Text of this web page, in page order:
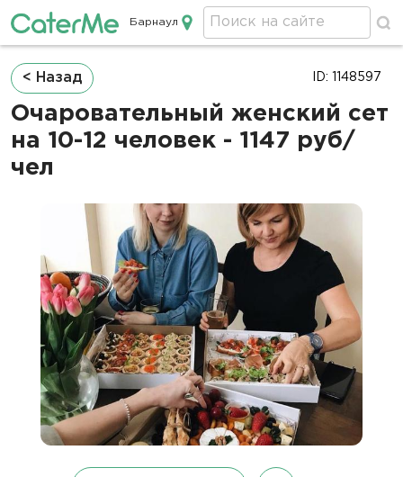
Кейтеринг в Барнауле
Барнаул
Строка
навигации
< Назад
Очаровательный женский сет
на 10-12 человек - 1147 руб/
чел
ID: 1148597